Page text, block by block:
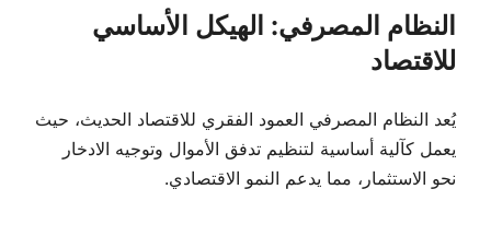
النظام المصرفي: الهيكل الأساسي
للاقتصاد
يُعد النظام المصرفي العمود الفقري للاقتصاد الحديث، حيث
يعمل كآلية أساسية لتنظيم تدفق الأموال وتوجيه الادخار
نحو الاستثمار، مما يدعم النمو الاقتصادي.